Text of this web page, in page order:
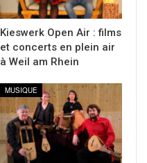
Kieswerk Open Air : films
et concerts en plein air
à Weil am Rhein
MUSIQUE